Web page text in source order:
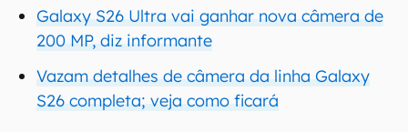
Galaxy S26 Ultra vai ganhar nova câmera de
200 MP, diz informante
Vazam detalhes de câmera da linha Galaxy
S26 completa; veja como ficará